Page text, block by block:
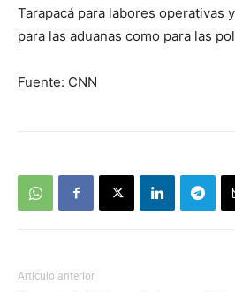
Tarapacá para labores operativas
para las aduanas como para las
Fuente: CNN
Artículo anterior